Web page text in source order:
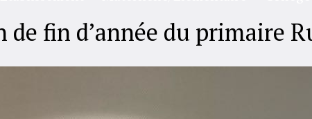
fin d’année du primaire